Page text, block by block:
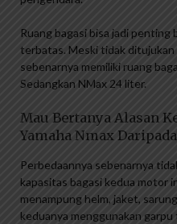
Ruang bagasi bisa jadi penting
terbatas. Meski tidak
sebenarnya memiliki ruang
Sedangkan NMax 24 liter.
Mau Bertanya Alasan
Yamaha Nmax
Perbedaannya sebenarnya
kapasitas bagasi kedua motor
menampung helm, jaket,
keduanya menggunakan